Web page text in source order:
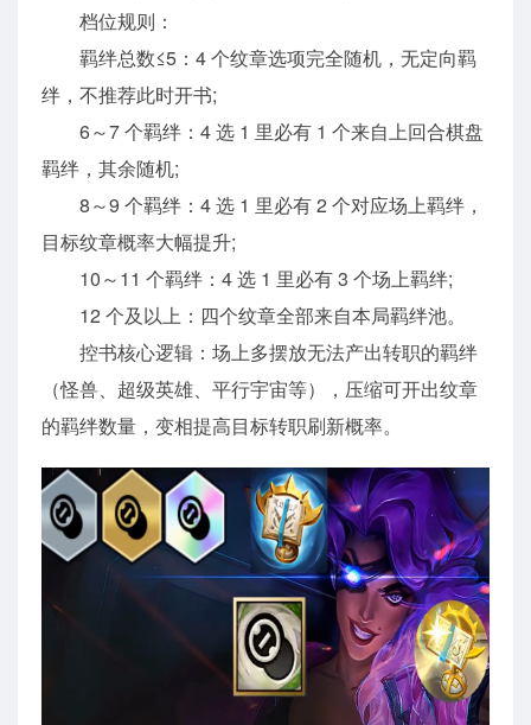
档位规则：
羁绊总数≤5：4 个纹章选项完全随机，无定向羁
绊，不推荐此时开书;
6～7 个羁绊：4 选 1 里必有 1 个来自上回合棋盘
羁绊，其余随机;
8～9 个羁绊：4 选 1 里必有 2 个对应场上羁绊，
目标纹章概率大幅提升;
10～11 个羁绊：4 选 1 里必有 3 个场上羁绊;
12 个及以上：四个纹章全部来自本局羁绊池。
控书核心逻辑：场上多摆放无法产出转职的羁绊
（怪兽、超级英雄、平行宇宙等），压缩可开出纹章
的羁绊数量，变相提高目标转职刷新概率。